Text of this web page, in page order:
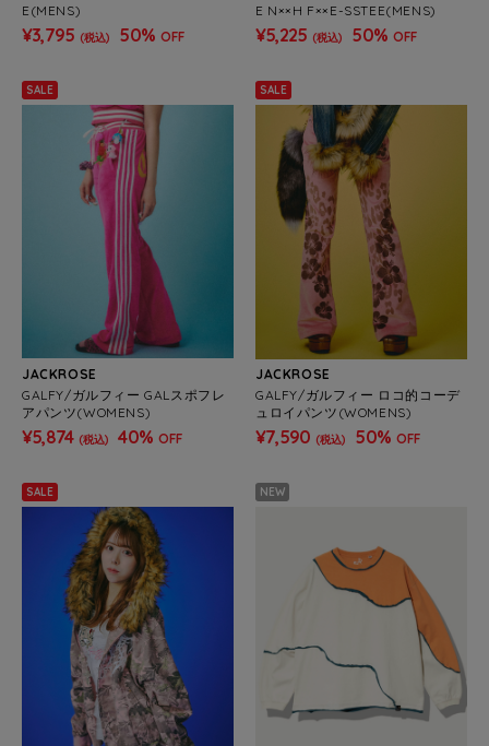
E(MENS)
¥3,795 (税込) 50% OFF
E N××H F××E-SSTEE(MENS)
¥5,225 (税込) 50% OFF
SALE
JACKROSE
GALFY/ガルフィー GALスポフレ
アパンツ(WOMENS)
¥5,874 (税込) 40% OFF
SALE
JACKROSE
GALFY/ガルフィー ロコ的コーデ
ュロイパンツ(WOMENS)
¥7,590 (税込) 50% OFF
SALE NEW